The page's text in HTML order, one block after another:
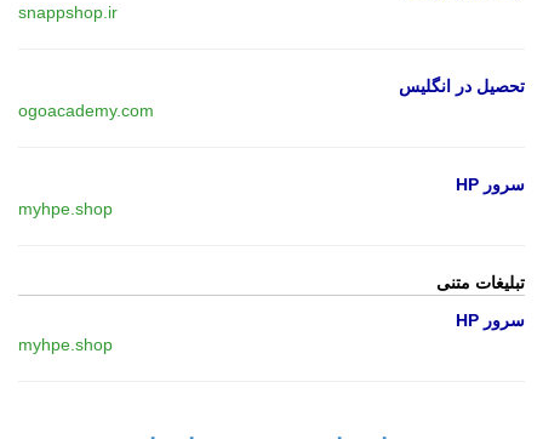
snappshop.ir
تحصیل در انگلیس
ogoacademy.com
سرور HP
myhpe.shop
تبلیغات متنی
سرور HP
myhpe.shop